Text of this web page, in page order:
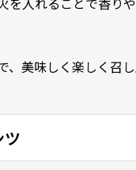
美味しく楽しく召